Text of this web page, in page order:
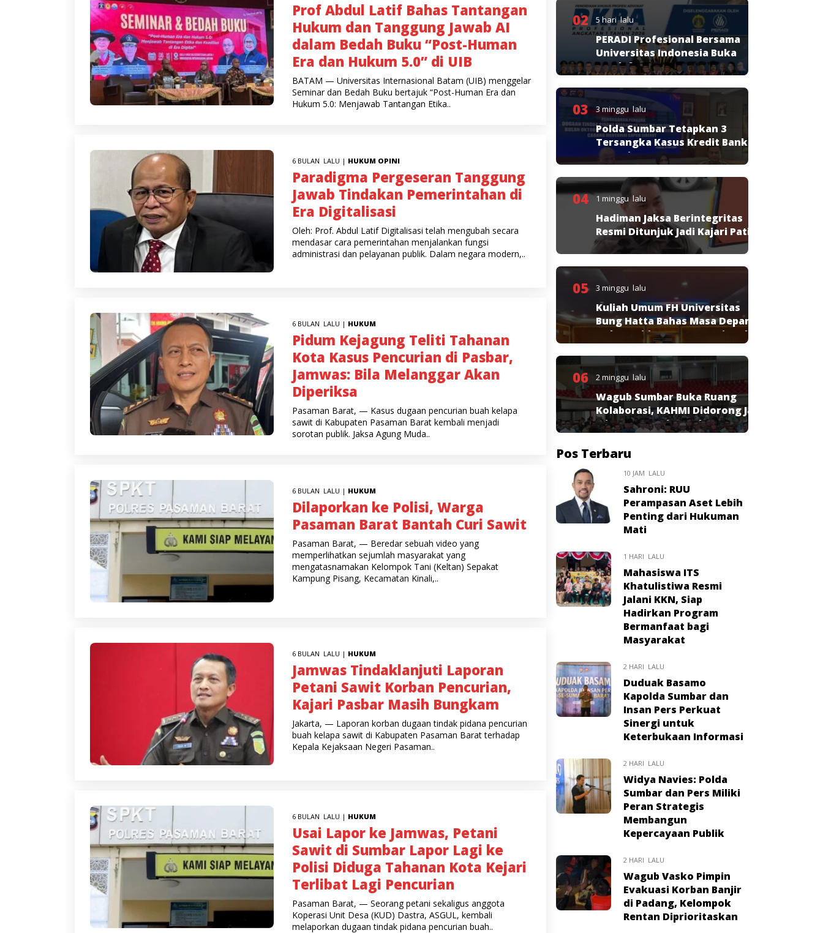
Prof Abdul Latif Bahas Tantangan
Hukum dan Tanggung Jawab AI
dalam Bedah Buku “Post-Human
Era dan Hukum 5.0” di UIB
BATAM — Universitas Internasional Batam (UIB) menggelar
Seminar dan Bedah Buku bertajuk “Post-Human Era dan
Hukum 5.0: Menjawab Tantangan Etika..
6 BULAN LALU | HUKUM OPINI
Paradigma Pergeseran Tanggung
Jawab Tindakan Pemerintahan di
Era Digitalisasi
Oleh: Prof. Abdul Latif Digitalisasi telah mengubah secara
mendasar cara pemerintahan menjalankan fungsi
administrasi dan pelayanan publik. Dalam negara modern,..
6 BULAN LALU | HUKUM
Pidum Kejagung Teliti Tahanan
Kota Kasus Pencurian di Pasbar,
Jamwas: Bila Melanggar Akan
Diperiksa
Pasaman Barat, — Kasus dugaan pencurian buah kelapa
sawit di Kabupaten Pasaman Barat kembali menjadi
sorotan publik. Jaksa Agung Muda..
6 BULAN LALU | HUKUM
Dilaporkan ke Polisi, Warga
Pasaman Barat Bantah Curi Sawit
Pasaman Barat, — Beredar sebuah video yang
memperlihatkan sejumlah masyarakat yang
mengatasnamakan Kelompok Tani (Keltan) Sepakat
Kampung Pisang, Kecamatan Kinali,..
6 BULAN LALU | HUKUM
Jamwas Tindaklanjuti Laporan
Petani Sawit Korban Pencurian,
Kajari Pasbar Masih Bungkam
Jakarta, — Laporan korban dugaan tindak pidana pencurian
buah kelapa sawit di Kabupaten Pasaman Barat terhadap
Kepala Kejaksaan Negeri Pasaman..
6 BULAN LALU | HUKUM
Usai Lapor ke Jamwas, Petani
Sawit di Sumbar Lapor Lagi ke
Polisi Diduga Tahanan Kota Kejari
Terlibat Lagi Pencurian
Pasaman Barat, — Seorang petani sekaligus anggota
Koperasi Unit Desa (KUD) Dastra, ASGUL, kembali
melaporkan dugaan tindak pidana pencurian buah..
02 5 hari lalu
PERADI Profesional Bersama
Universitas Indonesia Buka
Pendaftaran PKPA
03 3 minggu lalu
Polda Sumbar Tetapkan 3
Tersangka Kasus Kredit Bank
Nagari
04 1 minggu lalu
Hadiman Jaksa Berintegritas
Resmi Ditunjuk Jadi Kajari Pati
05 3 minggu lalu
Kuliah Umum FH Universitas
Bung Hatta Bahas Masa Depan
Hukum Pidana KUHP Nasional
06 2 minggu lalu
Wagub Sumbar Buka Ruang
Kolaborasi, KAHMI Didorong Jadi
Mitra Strategis Pembangunan
Pos Terbaru
10 JAM LALU
Sahroni: RUU
Perampasan Aset Lebih
Penting dari Hukuman
Mati
1 HARI LALU
Mahasiswa ITS
Khatulistiwa Resmi
Jalani KKN, Siap
Hadirkan Program
Bermanfaat bagi
Masyarakat
2 HARI LALU
Duduak Basamo
Kapolda Sumbar dan
Insan Pers Perkuat
Sinergi untuk
Keterbukaan Informasi
2 HARI LALU
Widya Navies: Polda
Sumbar dan Pers Miliki
Peran Strategis
Membangun
Kepercayaan Publik
2 HARI LALU
Wagub Vasko Pimpin
Evakuasi Korban Banjir
di Padang, Kelompok
Rentan Diprioritaskan